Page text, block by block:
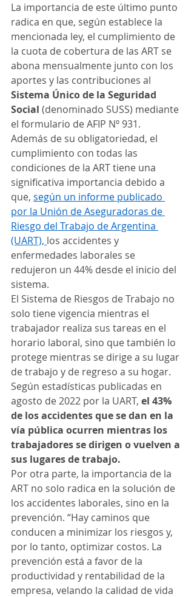
La importancia de este último punto
radica en que, según establece la
mencionada ley, el cumplimiento de
la cuota de cobertura de las ART se
abona mensualmente junto con los
aportes y las contribuciones al
Sistema Único de la Seguridad
Social (denominado SUSS) mediante
el formulario de AFIP Nº 931.
Además de su obligatoriedad, el
cumplimiento con todas las
condiciones de la ART tiene una
significativa importancia debido a
que, según un informe publicado
por la Unión de Aseguradoras de
Riesgo del Trabajo de Argentina
(UART), los accidentes y
enfermedades laborales se
redujeron un 44% desde el inicio del
sistema.
El Sistema de Riesgos de Trabajo no
solo tiene vigencia mientras el
trabajador realiza sus tareas en el
horario laboral, sino que también lo
protege mientras se dirige a su lugar
de trabajo y de regreso a su hogar.
Según estadísticas publicadas en
agosto de 2022 por la UART, el 43%
de los accidentes que se dan en la
vía pública ocurren mientras los
trabajadores se dirigen o vuelven a
sus lugares de trabajo.
Por otra parte, la importancia de la
ART no solo radica en la solución de
los accidentes laborales, sino en la
prevención. “Hay caminos que
conducen a minimizar los riesgos y,
por lo tanto, optimizar costos. La
prevención está a favor de la
productividad y rentabilidad de la
empresa, velando la calidad de vida